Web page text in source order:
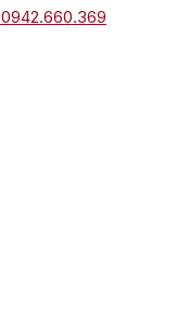
0942.660.369